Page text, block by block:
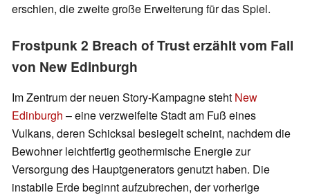
erschien, die zweite große Erweiterung für das Spiel.
Frostpunk 2 Breach of Trust erzählt vom Fall
von New Edinburgh
Im Zentrum der neuen Story‑Kampagne steht New
Edinburgh – eine verzweifelte Stadt am Fuß eines
Vulkans, deren Schicksal besiegelt scheint, nachdem die
Bewohner leichtfertig geothermische Energie zur
Versorgung des Hauptgenerators genutzt haben. Die
instabile Erde beginnt aufzubrechen, der vorherige